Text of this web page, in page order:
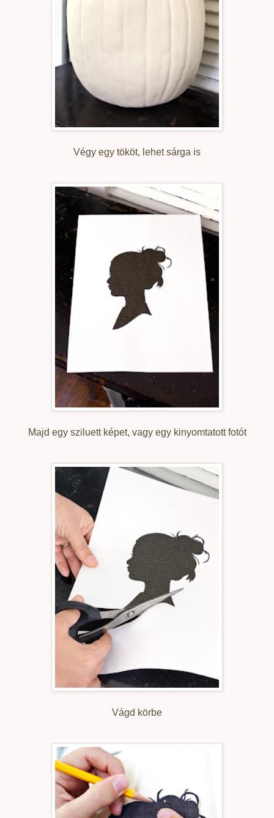
Végy egy tököt, lehet sárga is
Majd egy sziluett képet, vagy egy kinyomtatott fotót
Vágd körbe